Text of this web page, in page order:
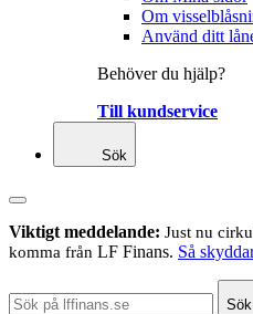
Om
Använd ditt
Behöver du hjälp?
Till kundservice
Sök
Viktigt meddelande: Just nu
komma från LF Finans. Så
Sök